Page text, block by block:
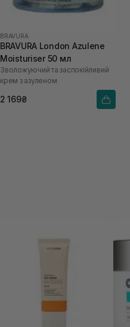
BRAVURA
BRAVURA London Azulene
Moisturiser 50 мл
Зволожуючий та заспокійливий
крем з азуленом
2 169₴